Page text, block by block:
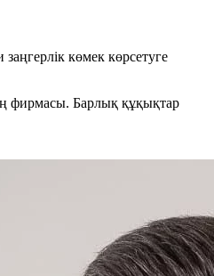
көмек көрсетуге
фирмасы. Барлық құқықтар